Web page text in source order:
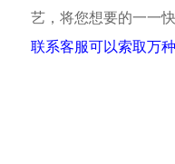
艺，将您想要的一一
联系客服可以索取万